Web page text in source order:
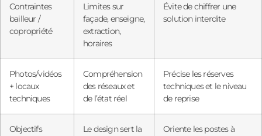
Contraintes
bailleur /
copropriété
Limites sur
façade, enseigne,
extraction,
horaires
Évite de chiffrer une
solution interdite
Photos/vidéos
+ locaux
techniques
Compréhension
des réseaux et
de l’état réel
Précise les réserves
techniques et le niveau
de reprise
Objectifs
Le design sert la
Oriente les postes à